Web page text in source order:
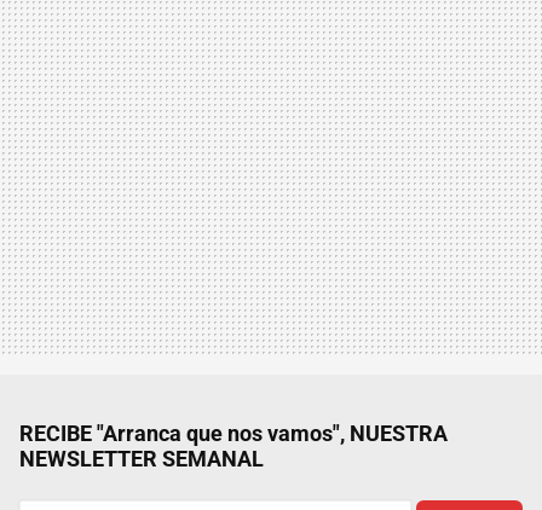
RECIBE "Arranca que nos vamos", NUESTRA
NEWSLETTER SEMANAL